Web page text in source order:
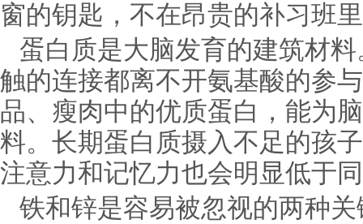
窗的钥匙，不在昂贵的补习班
蛋白质是大脑发育的建筑材
触的连接都离不开氨基酸的参
品、瘦肉中的优质蛋白，能为
料。长期蛋白质摄入不足的孩
注意力和记忆力也会明显低于
铁和锌是容易被忽视的两种